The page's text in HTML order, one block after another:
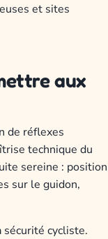
et sites
aux
de réflexes
technique du
sereine : position
sur le guidon,
cycliste.